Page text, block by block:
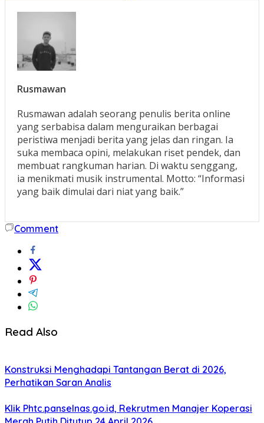
Rusmawan
Rusmawan adalah seorang penulis berita online
yang serbabisa dalam menguraikan berbagai
peristiwa menjadi berita yang jelas dan ringan. Ia
suka membaca opini, melakukan riset pendek, dan
membuat rangkuman harian. Di waktu senggang,
ia menikmati musik instrumental. Motto: “Informasi
yang baik dimulai dari niat yang baik.”
Comment
Read Also
Konstruksi Menghadapi Tantangan Berat di 2026,
Perhatikan Saran Analis
Klik Phtc.panselnas.go.id, Rekrutmen Manajer Koperasi